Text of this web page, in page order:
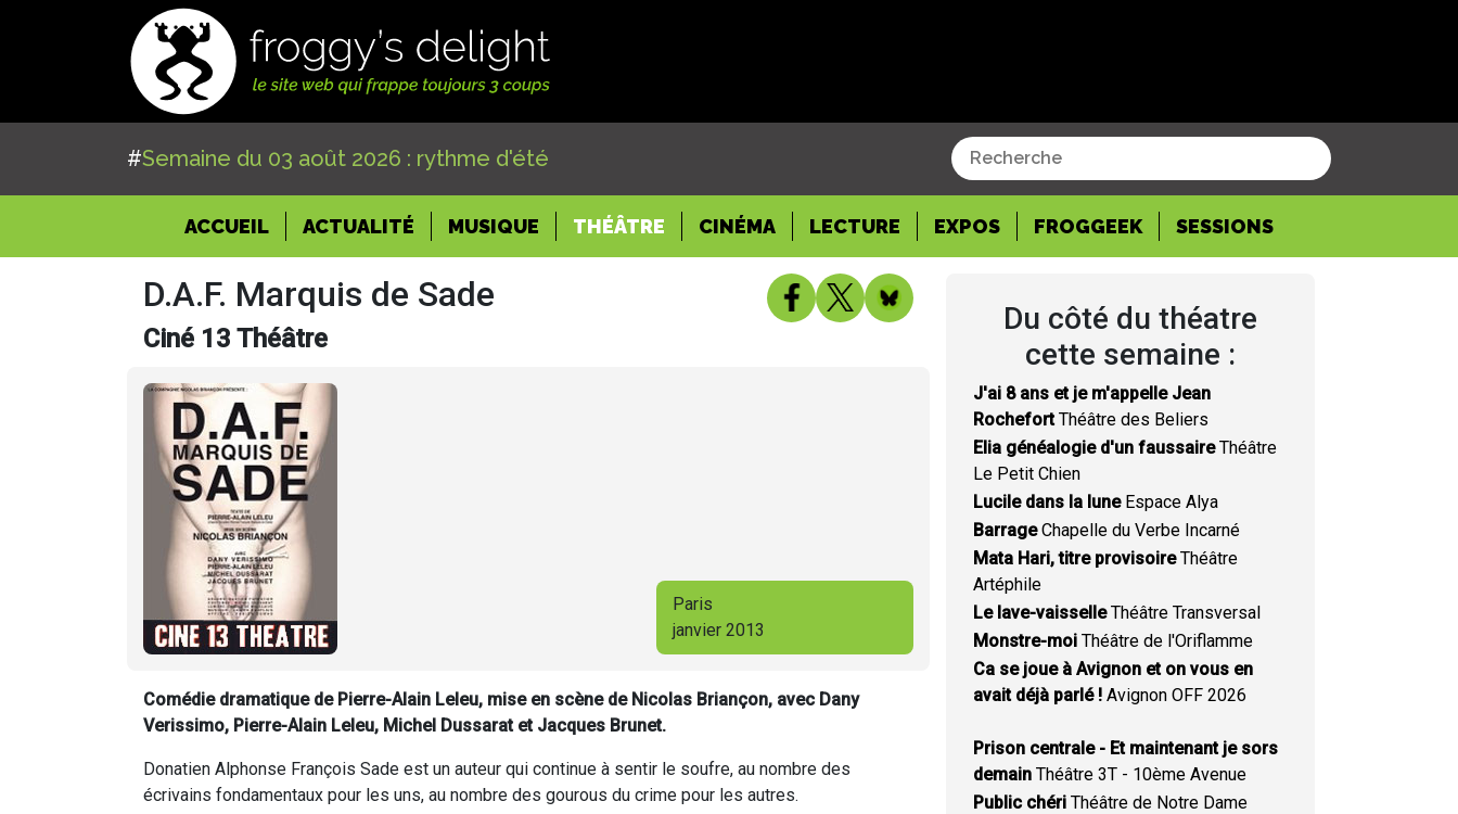
#Semaine du 03 août 2026 : rythme d'été
ACCUEIL(CURRENT)
ACTUALITÉ MUSIQUE THÉÂTRE CINÉMA LECTURE EXPOS FROGGEEK SESSIONS
D.A.F. Marquis de Sade
Ciné 13 Théâtre
Paris
janvier 2013
Comédie dramatique de Pierre-Alain Leleu, mise en scène de Nicolas Briançon, avec Dany
Verissimo, Pierre-Alain Leleu, Michel Dussarat et Jacques Brunet.
Donatien Alphonse François Sade est un auteur qui continue à sentir le soufre, au nombre des
écrivains fondamentaux pour les uns, au nombre des gourous du crime pour les autres.
Du côté du théatre
cette semaine :
J'ai 8 ans et je m'appelle Jean
RochefortThéâtre des Beliers
Elia généalogie d'un faussaireThéâtre
Le Petit Chien
Lucile dans la luneEspace Alya
BarrageChapelle du Verbe Incarné
Mata Hari, titre provisoireThéâtre
Artéphile
Le lave-vaisselleThéâtre Transversal
Monstre-moi Théâtre de l'Oriflamme
Ca se joue à Avignon et on vous en
avait déjà parlé ! Avignon OFF 2026
Prison centrale - Et maintenant je sors
demain Théâtre 3T - 10ème Avenue
Public chéri Théâtre de Notre Dame